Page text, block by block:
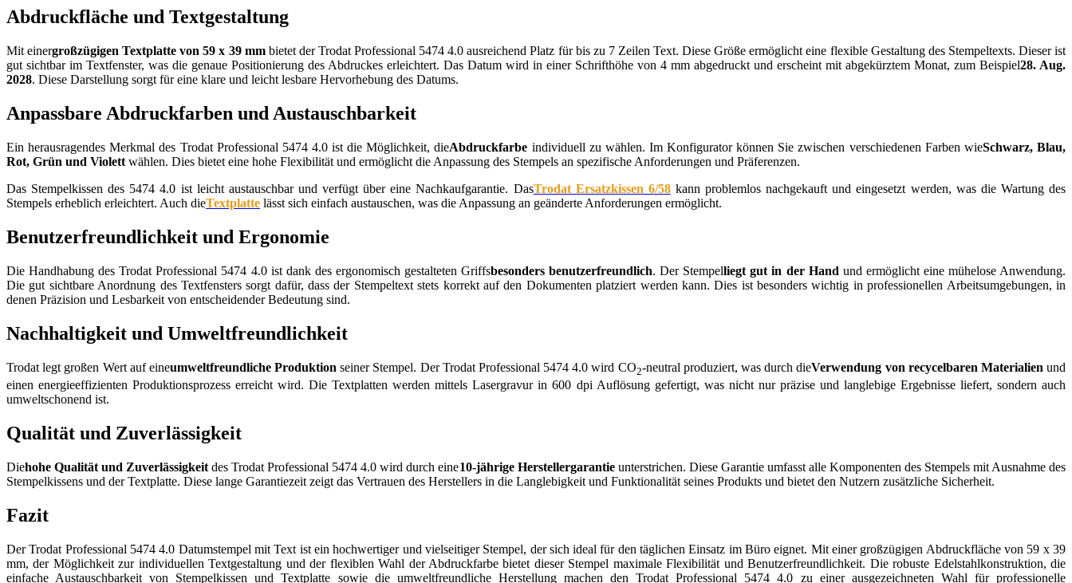
Abdruckfläche und Textgestaltung
Mit einergroßzügigen Textplatte von 59 x 39 mmbietet der Trodat Professional 5474 4.0 ausreichend Platz für bis zu 7 Zeilen Text. Diese Größe ermöglicht eine flexible Gestaltung des Stempeltexts. Dieser ist
gut sichtbar im Textfenster, was die genaue Positionierung des Abdruckes erleichtert. Das Datum wird in einer Schrifthöhe von 4 mm abgedruckt und erscheint mit abgekürztem Monat, zum Beispiel28. Aug.
2028. Diese Darstellung sorgt für eine klare und leicht lesbare Hervorhebung des Datums.
Anpassbare Abdruckfarben und Austauschbarkeit
Ein herausragendes Merkmal des Trodat Professional 5474 4.0 ist die Möglichkeit, dieAbdruckfarbe individuell zu wählen. Im Konfigurator können Sie zwischen verschiedenen Farben wieSchwarz, Blau,
Rot, Grün und Violett wählen. Dies bietet eine hohe Flexibilität und ermöglicht die Anpassung des Stempels an spezifische Anforderungen und Präferenzen.
Das Stempelkissen des 5474 4.0 ist leicht austauschbar und verfügt über eine Nachkaufgarantie. DasTrodat Ersatzkissen 6/58kann problemlos nachgekauft und eingesetzt werden, was die Wartung des
Stempels erheblich erleichtert. Auch dieTextplatte lässt sich einfach austauschen, was die Anpassung an geänderte Anforderungen ermöglicht.
Benutzerfreundlichkeit und Ergonomie
Die Handhabung des Trodat Professional 5474 4.0 ist dank des ergonomisch gestalteten Griffsbesonders benutzerfreundlich. Der Stempelliegt gut in der Hand und ermöglicht eine mühelose Anwendung.
Die gut sichtbare Anordnung des Textfensters sorgt dafür, dass der Stempeltext stets korrekt auf den Dokumenten platziert werden kann. Dies ist besonders wichtig in professionellen Arbeitsumgebungen, in
denen Präzision und Lesbarkeit von entscheidender Bedeutung sind.
Nachhaltigkeit und Umweltfreundlichkeit
Trodat legt großen Wert auf eineumweltfreundliche Produktion seiner Stempel. Der Trodat Professional 5474 4.0 wird CO2-neutral produziert, was durch dieVerwendung von recycelbaren Materialien und
einen energieeffizienten Produktionsprozess erreicht wird. Die Textplatten werden mittels Lasergravur in 600 dpi Auflösung gefertigt, was nicht nur präzise und langlebige Ergebnisse liefert, sondern auch
umweltschonend ist.
Qualität und Zuverlässigkeit
Diehohe Qualität und Zuverlässigkeit des Trodat Professional 5474 4.0 wird durch eine10-jährige Herstellergarantieunterstrichen. Diese Garantie umfasst alle Komponenten des Stempels mit Ausnahme des
Stempelkissens und der Textplatte. Diese lange Garantiezeit zeigt das Vertrauen des Herstellers in die Langlebigkeit und Funktionalität seines Produkts und bietet den Nutzern zusätzliche Sicherheit.
Fazit
Der Trodat Professional 5474 4.0 Datumstempel mit Text ist ein hochwertiger und vielseitiger Stempel, der sich ideal für den täglichen Einsatz im Büro eignet. Mit einer großzügigen Abdruckfläche von 59 x 39
mm, der Möglichkeit zur individuellen Textgestaltung und der flexiblen Wahl der Abdruckfarbe bietet dieser Stempel maximale Flexibilität und Benutzerfreundlichkeit. Die robuste Edelstahlkonstruktion, die
einfache Austauschbarkeit von Stempelkissen und Textplatte sowie die umweltfreundliche Herstellung machen den Trodat Professional 5474 4.0 zu einer ausgezeichneten Wahl für professionelle